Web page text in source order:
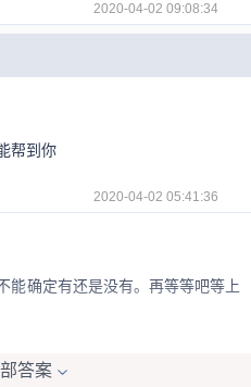
2020-04-02 09:08:34
帮到你
2020-04-02 05:41:36
能确定有还是没有。再等等吧等上
答案